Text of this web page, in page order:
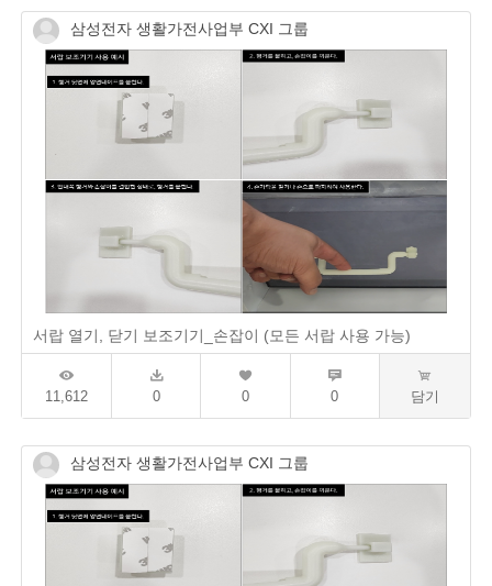
삼성전자 생활가전사업부 CXI 그룹
서랍 열기, 닫기 보조기기_손잡이 (모든 서랍 사용 가능)
11,612 0 0 0 담기
삼성전자 생활가전사업부 CXI 그룹